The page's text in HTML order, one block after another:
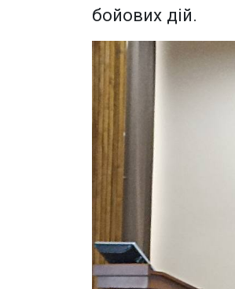
бойових дій.